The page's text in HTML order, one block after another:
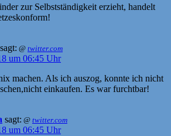
zur Selbstständigkeit erzieht, handelt
sagt: @ twitter.com
um 06:45 Uhr
machen. Als ich auszog, konnte ich nicht
einkaufen. Es war furchtbar!
sagt: @ twitter.com
um 06:45 Uhr